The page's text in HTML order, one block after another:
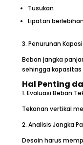
Tusukan
Lipatan
3. Penurunan
Beban jangka
sehingga kapasitas
Hal Penting
1. Evaluasi Beban
Tekanan vertikal
2. Analisis Jangka
Desain harus